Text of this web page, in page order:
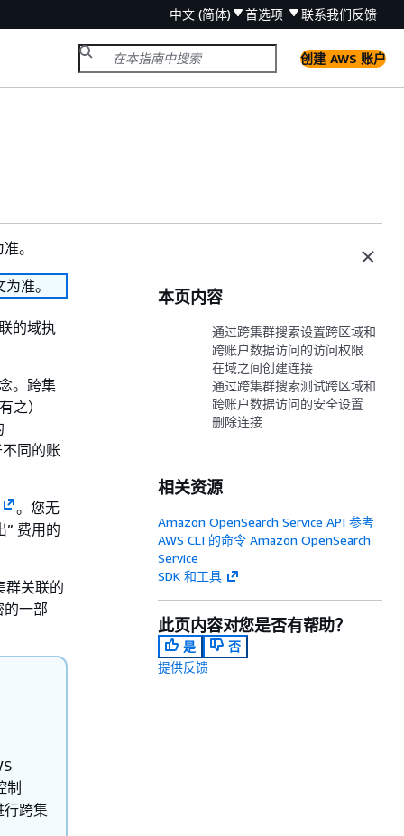
中文 (简体) 首选项 联系我们反馈
创建 AWS 账户
。
准。
的域执
。跨集
之）
同的账
。您无
” 费用的
群关联的
一部
制
行跨集
本页内容
通过跨集群搜索设置跨区域和
跨账户数据访问的访问权限
在域之间创建连接
通过跨集群搜索测试跨区域和
跨账户数据访问的安全设置
删除连接
相关资源
Amazon OpenSearch Service API 参考
AWS CLI 的命令 Amazon OpenSearch
Service
SDK 和工具
此页内容对您是否有帮助？
是
否
提供反馈